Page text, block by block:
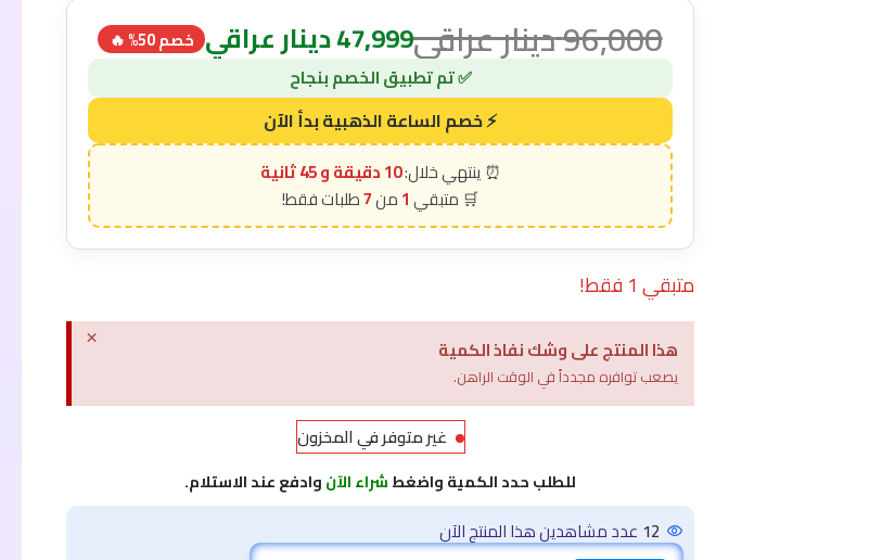
96,000دينار عراقي47,999دينار عراقي خصم 50% 🔥
10 دقيقة و 44 ثانية
1
7
متبقي 1 فقط!
هذا المنتج على وشك نفاذ الكمية
يصعب توافره مجدداً في الوقت الراهن.
×
غير متوفر في المخزون
للطلب حدد الكمية واضغطشراء الآنوادفع عند الاستلام.
12 عدد مشاهدين هذا المنتج الآن